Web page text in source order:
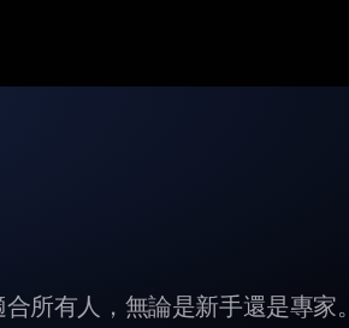
所有人，無論是新手還是專家